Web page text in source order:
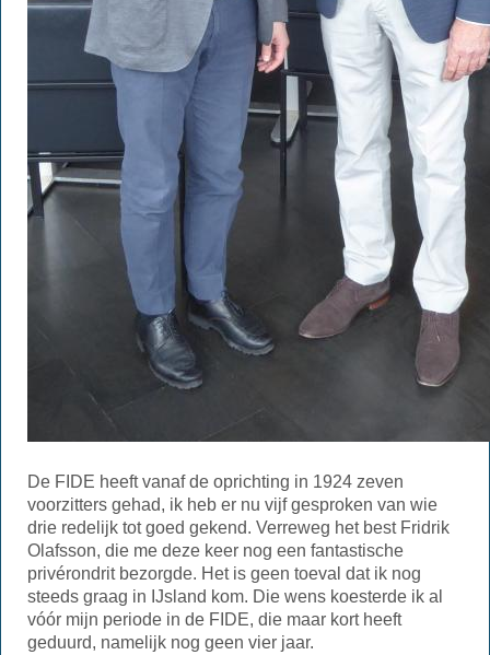
De FIDE heeft vanaf de oprichting in 1924 zeven
voorzitters gehad, ik heb er nu vijf gesproken van wie
drie redelijk tot goed gekend. Verreweg het best Fridrik
Olafsson, die me deze keer nog een fantastische
privérondrit bezorgde. Het is geen toeval dat ik nog
steeds graag in IJsland kom. Die wens koesterde ik al
vóór mijn periode in de FIDE, die maar kort heeft
geduurd, namelijk nog geen vier jaar.